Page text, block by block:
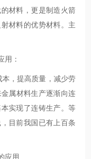
材料，更是制造火箭
材料的优势材料。主
用：
，提高质量，减少劳
属材料生产逐渐向连
实现了连铸生产。等
目前我国已有上百条
应用